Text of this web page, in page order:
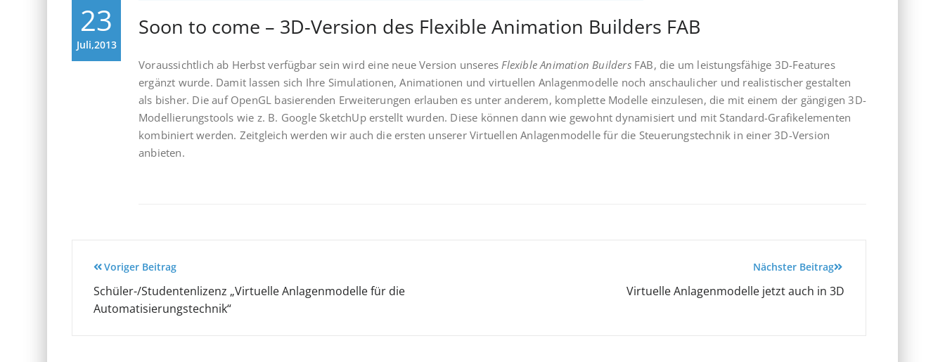
23
Juli,2013
Soon to come – 3D-Version des Flexible Animation Builders FAB
Voraussichtlich ab Herbst verfügbar sein wird eine neue Version unseresFlexible Animation BuildersFAB, die um leistungsfähige 3D-Features
ergänzt wurde. Damit lassen sich Ihre Simulationen, Animationen und virtuellen Anlagenmodelle noch anschaulicher und realistischer gestalten
als bisher. Die auf OpenGL basierenden Erweiterungen erlauben es unter anderem, komplette Modelle einzulesen, die mit einem der gängigen 3D-
Modellierungstools wie z. B. Google SketchUp erstellt wurden. Diese können dann wie gewohnt dynamisiert und mit Standard-Grafikelementen
kombiniert werden. Zeitgleich werden wir auch die ersten unserer Virtuellen Anlagenmodelle für die Steuerungstechnik in einer 3D-Version
anbieten.
Beitragsnavigation
Voriger Beitrag
Schüler-/Studentenlizenz „Virtuelle Anlagenmodelle für die
Automatisierungstechnik“
Nächster Beitrag
Virtuelle Anlagenmodelle jetzt auch in 3D